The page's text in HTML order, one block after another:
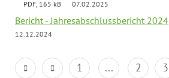
PDF, 165 kB 07.02.2025
Bericht - Jahresabschlussbericht 2024
12.12.2024
1 ... 2 3